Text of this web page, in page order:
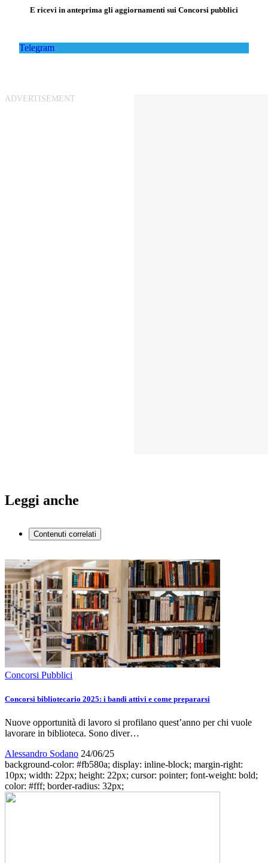
E ricevi in anteprima gli aggiornamenti sui Concorsi pubblici
Telegram
Leggi anche
Contenuti correlati
Concorsi Pubblici
Concorsi bibliotecario 2025: i bandi attivi e come prepararsi
Nuove opportunità di lavoro si profilano quest’anno per chi vuole
lavorare in biblioteca. Sono diver…
Alessandro Sodano 24/06/25
background-color: #fb580a; display: inline-block; margin-right:
10px; width: 22px; height: 22px; cursor: pointer; font-weight: bold;
color: #fff; border-radius: 32px;